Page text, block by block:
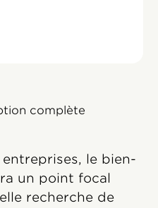
complète
le bien-
un point focal
recherche de